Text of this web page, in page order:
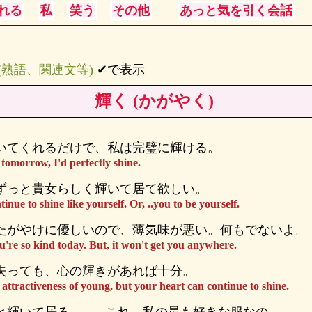
る 私 笑う その他 あっと気を引く会話
熟語、関連文等) ✔で表示
輝く (かがやく)
てくれるだけで、私は完璧に輝ける。
I'd perfectly shine.
っと貴女らしく輝いて居て欲しい。
to shine like yourself. Or, ..you to be yourself.
がやけに優しいので、薄気味が悪い。何もでないよ。
so kind today. But, it won't get you anywhere.
っても、心の輝きがあれば十分。
attractiveness of young, but your heart can continue to shine.